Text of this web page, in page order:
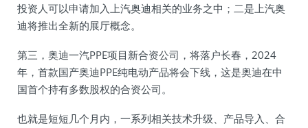
投资人可以申请加入上汽奥迪相关的业务之中；二是上汽奥
迪将推出全新的展厅概念。
第三，奥迪一汽PPE项目新合资公司，将落户长春，2024
年，首款国产奥迪PPE纯电动产品将会下线，这是奥迪在中
国首个持有多数股权的合资公司。
也就是短短几个月内，一系列相关技术升级、产品导入、合